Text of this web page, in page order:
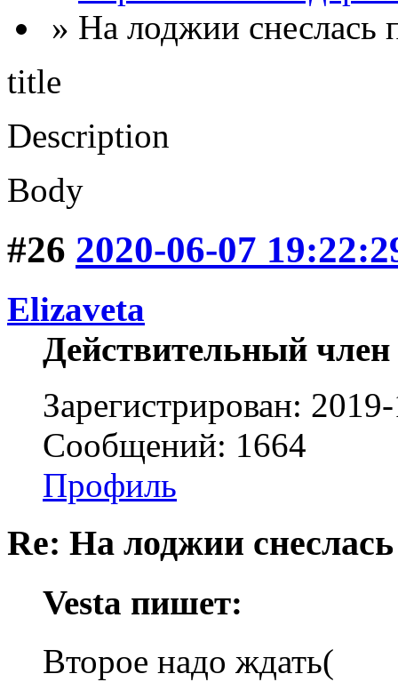
» На лоджии снеслась
title
Description
Body
#26 2020-06-07
Elizaveta
Действительный член
Зарегистрирован:
Сообщений: 1664
Профиль
Re: На лоджии
Vesta пишет:
Второе надо ждать(